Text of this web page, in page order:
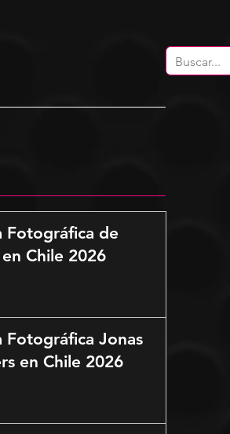
Fotográfica de
Chile 2026
Fotográfica Jonas
en Chile 2026